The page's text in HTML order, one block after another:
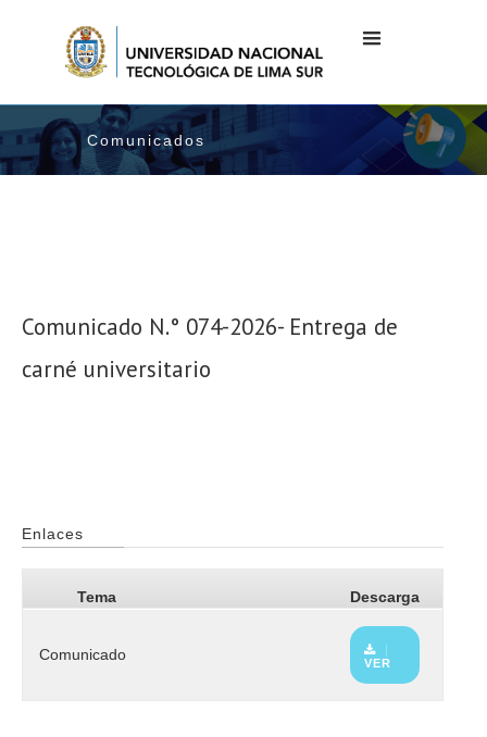
Comunicados
Comunicado N.° 074-2026- Entrega de
carné universitario
Enlaces
Tema Descarga
Comunicado VER